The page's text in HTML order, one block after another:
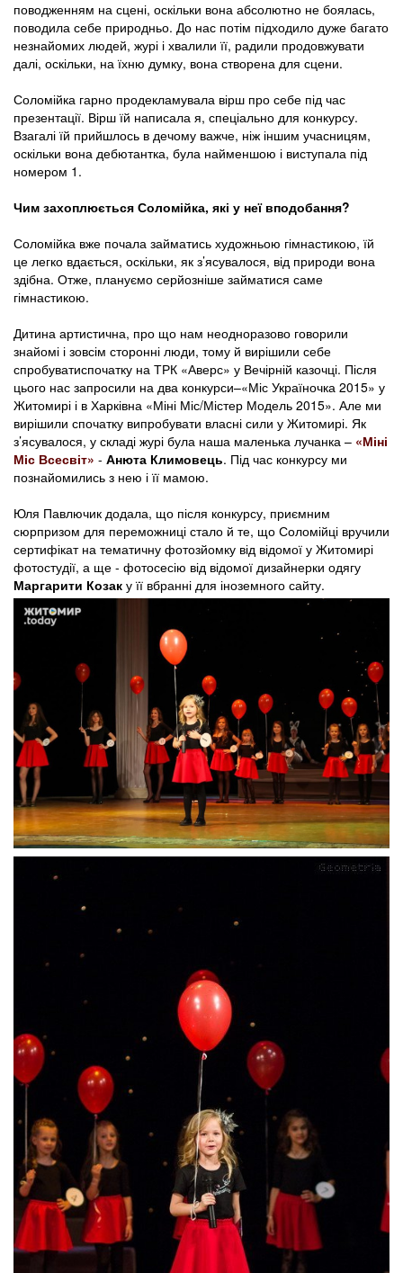
поводженням на сцені, оскільки вона абсолютно не боялась,
поводила себе природньо. До нас потім підходило дуже багато
незнайомих людей, журі і хвалили її, радили продовжувати
далі, оскільки, на їхню думку, вона створена для сцени.
Соломійка гарно продекламувала вірш про себе під час
презентації. Вірш їй написала я, спеціально для конкурсу.
Взагалі їй прийшлось в дечому важче, ніж іншим учасницям,
оскільки вона дебютантка, була найменшою і виступала під
номером 1.
Чим захоплюється Соломійка, які у неї вподобання?
Соломійка вже почала займатись художньою гімнастикою, їй
це легко вдається, оскільки, як з’ясувалося, від природи вона
здібна. Отже, плануємо серйозніше займатися саме
гімнастикою.
Дитина артистична, про що нам неодноразово говорили
знайомі і зовсім сторонні люди, тому й вирішили себе
спробуватиспочатку на ТРК «Аверс» у Вечірній казочці. Після
цього нас запросили на два конкурси–«Міс Україночка 2015» у
Житомирі і в Харківна «Міні Міс/Містер Модель 2015». Але ми
вирішили спочатку випробувати власні сили у Житомирі. Як
з’ясувалося, у складі журі була наша маленька лучанка – «Міні
Міс Всесвіт» - Анюта Климовець. Під час конкурсу ми
познайомились з нею і її мамою.
Юля Павлючик додала, що після конкурсу, приємним
сюрпризом для переможниці стало й те, що Соломійці вручили
сертифікат на тематичну фотозйомку від відомої у Житомирі
фотостудії, а ще - фотосесію від відомої дизайнерки одягу
Маргарити Козак у її вбранні для іноземного сайту.